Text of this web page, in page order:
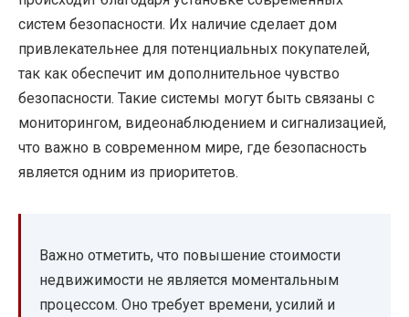
систем безопасности. Их наличие сделает дом
привлекательнее для потенциальных покупателей,
так как обеспечит им дополнительное чувство
безопасности. Такие системы могут быть связаны с
мониторингом, видеонаблюдением и сигнализацией,
что важно в современном мире, где безопасность
является одним из приоритетов.
Важно отметить, что повышение стоимости
недвижимости не является моментальным
процессом. Оно требует времени, усилий и